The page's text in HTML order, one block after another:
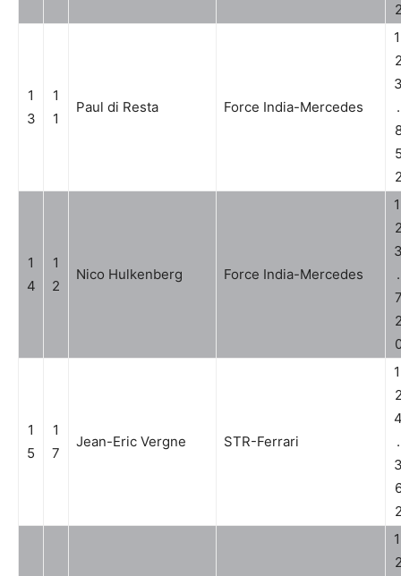
1
3
1
1
Paul di Resta Force India-Mercedes
.
1
4
1
2
Nico Hulkenberg Force India-Mercedes
.
1
5
1
7
Jean-Eric Vergne STR-Ferrari
.